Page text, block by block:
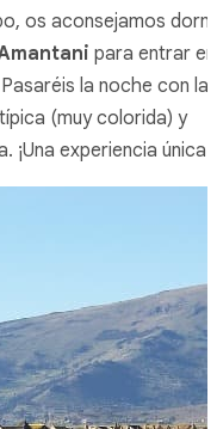
os aconsejamos
para entrar en
la noche con la
(muy colorida) y
¡Una experiencia única!